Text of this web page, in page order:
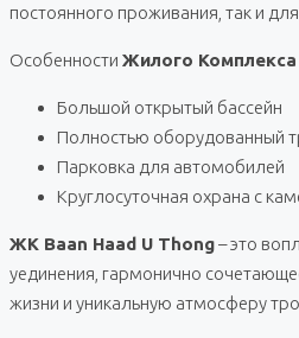
постоянного проживания, так и
Особенности Жилого Комплекса
Большой открытый бассейн
Полностью оборудованный
Парковка для автомобилей
Круглосуточная охрана с
ЖК Baan Haad U Thong– это
уединения, гармонично
жизни и уникальную атмосферу